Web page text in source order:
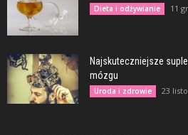
Dieta i odżywianie 11
Najskuteczniejsze
mózgu
Uroda i zdrowie 23